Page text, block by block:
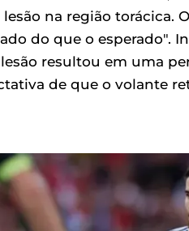
na região torácica.
do que o esperado".
resultou em uma
de que o volante